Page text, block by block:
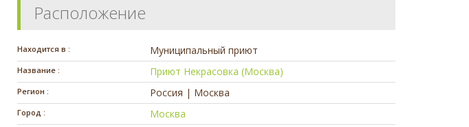
Расположение
Находится в : Муниципальный приют
Название : Приют Некрасовка (Москва)
Регион : Россия | Москва
Город : Москва